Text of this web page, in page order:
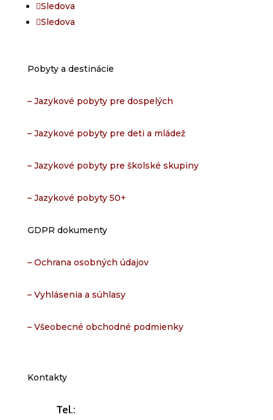
Sledova
Sledova
Pobyty a destinácie
– Jazykové pobyty pre dospelých
– Jazykové pobyty pre deti a mládež
– Jazykové pobyty pre školské skupiny
– Jazykové pobyty 50+
GDPR dokumenty
– Ochrana osobných údajov
– Vyhlásenia a súhlasy
– Všeobecné obchodné podmienky
Kontakty
Tel.: